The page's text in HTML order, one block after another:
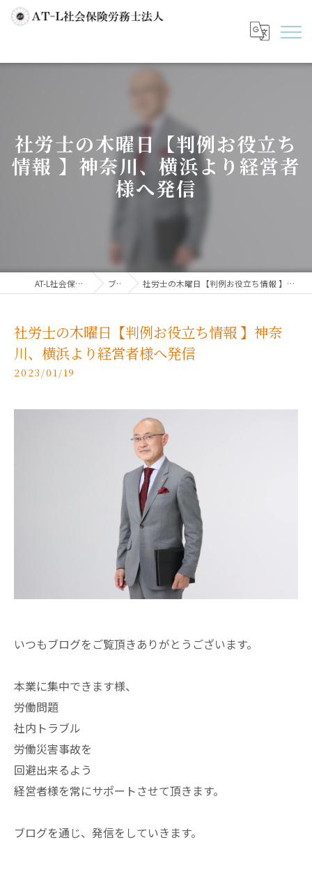
社労士の木曜日【判例お役立ち
情報 】神奈川、横浜より経営者
様へ発信
AT-L社会保険労務士法人 ブログ 社労士の木曜日【判例お役立ち情報 】神奈川、横浜より経営者様へ発信
社労士の木曜日【判例お役立ち情報 】神奈
川、横浜より経営者様へ発信
2023/01/19
いつもブログをご覧頂きありがとうございます。
本業に集中できます様、
労働問題
社内トラブル
労働災害事故を
回避出来るよう
経営者様を常にサポートさせて頂きます。
ブログを通じ、発信をしていきます。